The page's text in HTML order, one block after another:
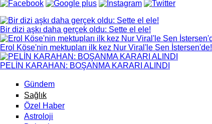
Bir dizi aşkı daha gerçek oldu: Sette el ele!
Erol Köse'nin mektupları ilk kez Nur Viral'le Sen İstersen'de!
PELİN KARAHAN: BOŞANMA KARARI ALINDI
Gündem
Sağlık
Özel Haber
Astroloji